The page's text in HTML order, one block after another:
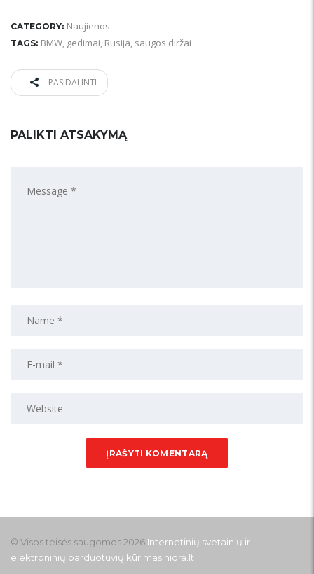
CATEGORY: Naujienos
TAGS: BMW, gedimai, Rusija, saugos diržai
PASIDALINTI
PALIKTI ATSAKYMĄ
© Visos teisės saugomos 2026 Internetinių svetainių ir
elektroninių parduotuvių kūrimas hidra.lt